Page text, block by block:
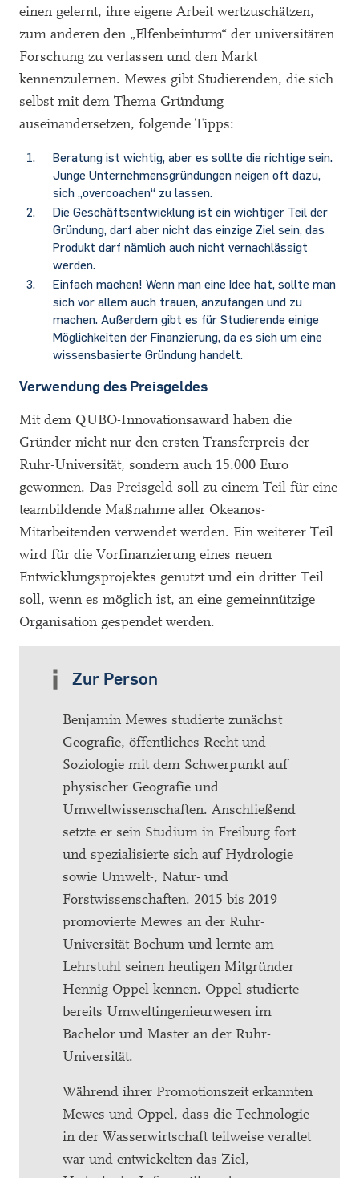
einen gelernt, ihre eigene Arbeit wertzuschätzen,
zum anderen den „Elfenbeinturm“ der universitären
Forschung zu verlassen und den Markt
kennenzulernen. Mewes gibt Studierenden, die sich
selbst mit dem Thema Gründung
auseinandersetzen, folgende Tipps:
Beratung ist wichtig, aber es sollte die richtige sein.
Junge Unternehmensgründungen neigen oft dazu,
sich „overcoachen“ zu lassen.
Die Geschäftsentwicklung ist ein wichtiger Teil der
Gründung, darf aber nicht das einzige Ziel sein, das
Produkt darf nämlich auch nicht vernachlässigt
werden.
Einfach machen! Wenn man eine Idee hat, sollte man
sich vor allem auch trauen, anzufangen und zu
machen. Außerdem gibt es für Studierende einige
Möglichkeiten der Finanzierung, da es sich um eine
wissensbasierte Gründung handelt.
Verwendung des Preisgeldes
Mit dem QUBO-Innovationsaward haben die
Gründer nicht nur den ersten Transferpreis der
Ruhr-Universität, sondern auch 15.000 Euro
gewonnen. Das Preisgeld soll zu einem Teil für eine
teambildende Maßnahme aller Okeanos-
Mitarbeitenden verwendet werden. Ein weiterer Teil
wird für die Vorfinanzierung eines neuen
Entwicklungsprojektes genutzt und ein dritter Teil
soll, wenn es möglich ist, an eine gemeinnützige
Organisation gespendet werden.
Zur Person
Benjamin Mewes studierte zunächst
Geografie, öffentliches Recht und
Soziologie mit dem Schwerpunkt auf
physischer Geografie und
Umweltwissenschaften. Anschließend
setzte er sein Studium in Freiburg fort
und spezialisierte sich auf Hydrologie
sowie Umwelt-, Natur- und
Forstwissenschaften. 2015 bis 2019
promovierte Mewes an der Ruhr-
Universität Bochum und lernte am
Lehrstuhl seinen heutigen Mitgründer
Hennig Oppel kennen. Oppel studierte
bereits Umweltingenieurwesen im
Bachelor und Master an der Ruhr-
Universität.
Während ihrer Promotionszeit erkannten
Mewes und Oppel, dass die Technologie
in der Wasserwirtschaft teilweise veraltet
war und entwickelten das Ziel,